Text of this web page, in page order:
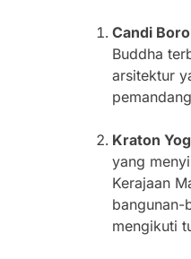
Candi
Buddha
arsitektur
Kraton
yang
Kerajaan
bangunan-
mengikuti